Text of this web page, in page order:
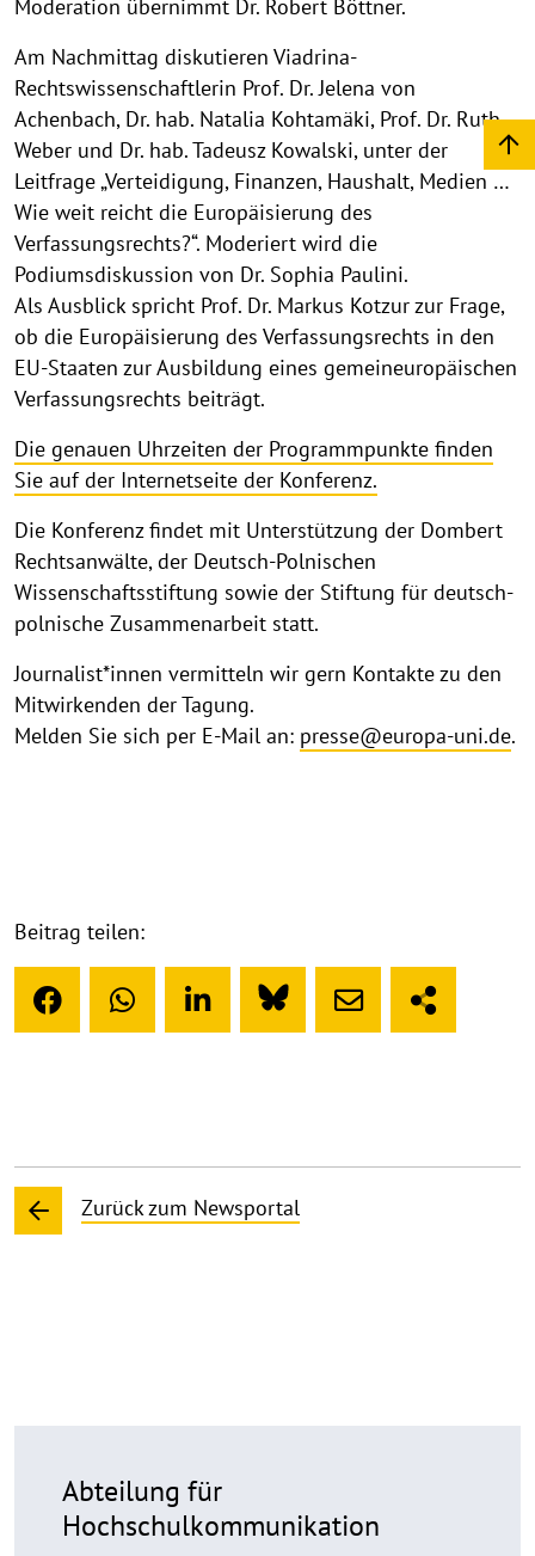
Moderation übernimmt Dr. Robert Böttner.
Am Nachmittag diskutieren Viadrina-
Rechtswissenschaftlerin Prof. Dr. Jelena von
Achenbach, Dr. hab. Natalia Kohtamäki, Prof. Dr. Ruth
Weber und Dr. hab. Tadeusz Kowalski, unter der
Leitfrage „Verteidigung, Finanzen, Haushalt, Medien …
Wie weit reicht die Europäisierung des
Verfassungsrechts?“. Moderiert wird die
Podiumsdiskussion von Dr. Sophia Paulini.
Als Ausblick spricht Prof. Dr. Markus Kotzur zur Frage,
ob die Europäisierung des Verfassungsrechts in den
EU-Staaten zur Ausbildung eines gemeineuropäischen
Verfassungsrechts beiträgt.
Die genauen Uhrzeiten der Programmpunkte finden
Sie auf der Internetseite der Konferenz.
Die Konferenz findet mit Unterstützung der Dombert
Rechtsanwälte, der Deutsch-Polnischen
Wissenschaftsstiftung sowie der Stiftung für deutsch-
polnische Zusammenarbeit statt.
Journalist*innen vermitteln wir gern Kontakte zu den
Mitwirkenden der Tagung.
Melden Sie sich per E-Mail an: presse@europa-uni.de.
Beitrag teilen:
Zurück zum Newsportal
Abteilung für
Hochschulkommunikation